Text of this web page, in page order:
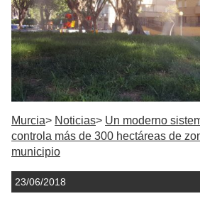
Murcia Noticias
Un moderno
controla más de 300 hectáreas de
municipio
23/06/2018